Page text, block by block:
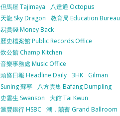
但馬屋 Tajimaya
八達通 Octopus
天龍 Sky Dragon
教育局 Education Bureau
易賞錢 Money Back
歷史檔案館 Public Records Office
炊公館 Champ Kitchen
音樂事務處 Music Office
頭條日報 Headline Daily 3HK
Gilman
Suning 蘇寧
八方雲集 Bafang Dumpling
史雲生 Swanson
大館 Tai Kwun
滙豐銀行 HSBC
潮．囍薈 Grand Ballroom